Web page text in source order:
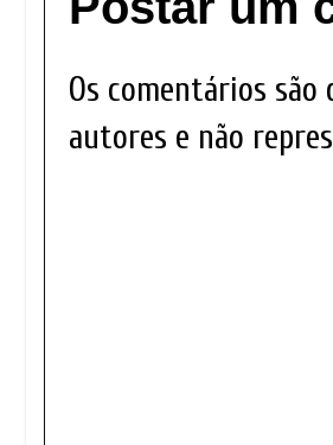
Os comentários
autores e não